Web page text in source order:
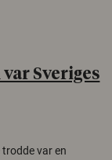
Sveriges
var en